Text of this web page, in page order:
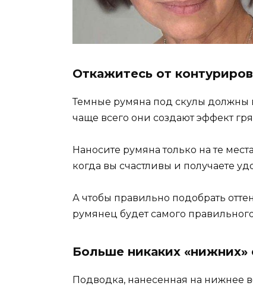
Откажитесь от
Темные румяна под скулы должны
чаще всего они создают эффект
Наносите румяна только на те
когда вы счастливы и получаете
А чтобы правильно подобрать
румянец будет самого
Больше никаких «нижних»
Подводка, нанесенная на нижнее